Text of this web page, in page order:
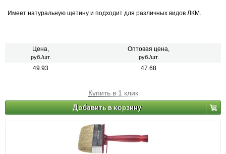
Имеет натуральную щетину и подходит для различных видов ЛКМ.
Цена,
руб./шт.
Оптовая цена,
руб./шт.
49.93 47.68
Купить в 1 клик
Добавить в корзину